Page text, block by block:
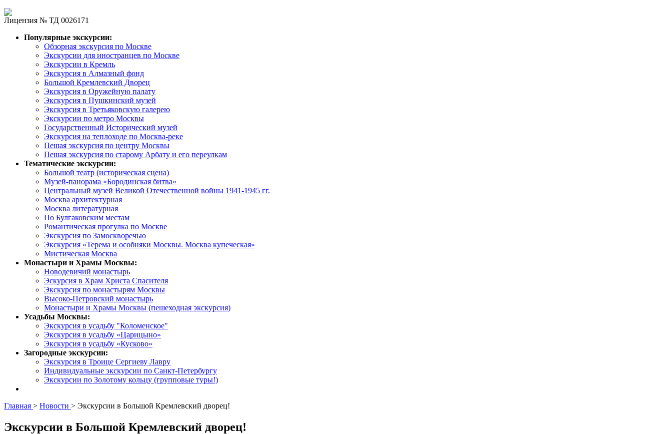
Лицензия № ТД 0026171
Популярные экскурсии:
Обзорная экскурсия по Москве
Экскурсии для иностранцев по Москве
Экскурсии в Кремль
Экскурсия в Алмазный фонд
Большой Кремлевский Дворец
Экскурсия в Оружейную палату
Экскурсия в Пушкинский музей
Экскурсия в Третьяковскую галерею
Экскурсии по метро Москвы
Государственный Исторический музей
Экскурсия на теплоходе по Москва-реке
Пешая экскурсия по центру Москвы
Пешая экскурсия по старому Арбату и его переулкам
Тематические экскурсии:
Большой театр (историческая сцена)
Музей-панорама «Бородинская битва»
Центральный музей Великой Отечественной войны 1941-1945 гг.
Москва архитектурная
Москва литературная
По Булгаковским местам
Романтическая прогулка по Москве
Экскурсия по Замоскворечью
Экскурсия «Терема и особняки Москвы. Москва купеческая»
Мистическая Москва
Монастыри и Храмы Москвы:
Новодевичий монастырь
Эскурсия в Храм Христа Спасителя
Экскурсия по монастырям Москвы
Высоко-Петровский монастырь
Монастыри и Храмы Москвы (пешеходная экскурсия)
Усадьбы Москвы:
Экскурсия в усадьбу "Коломенское"
Экскурсия в усадьбу «Царицыно»
Экскурсия в усадьбу «Кусково»
Загородные экскурсии:
Экскурсия в Троице Сергиеву Лавру
Индивидуальные экскурсии по Санкт-Петербургу
Экскурсии по Золотому кольцу (групповые туры!)
Главная > Новости > Экскурсии в Большой Кремлевский дворец!
Экскурсии в Большой Кремлевский дворец!